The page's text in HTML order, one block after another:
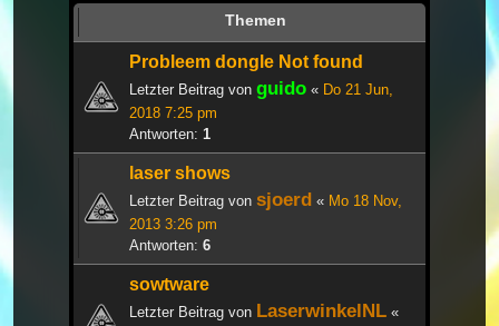
Themen
Probleem dongle Not found
Letzter Beitrag von guido « Do 21 Jun,
2018 7:25 pm
Antworten: 1
laser shows
Letzter Beitrag von sjoerd « Mo 18 Nov,
2013 3:26 pm
Antworten: 6
sowtware
Letzter Beitrag von LaserwinkelNL «